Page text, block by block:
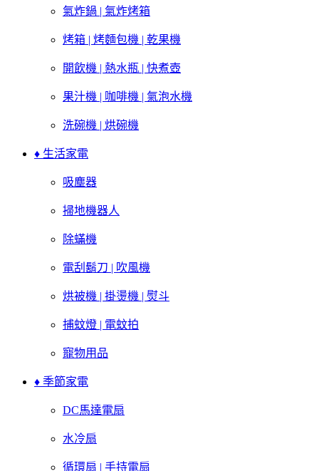
氣炸鍋 | 氣炸烤箱
烤箱 | 烤麵包機 | 乾果機
開飲機 | 熱水瓶 | 快煮壺
果汁機 | 咖啡機 | 氣泡水機
洗碗機 | 烘碗機
♦ 生活家電
吸塵器
掃地機器人
除蟎機
電刮鬍刀 | 吹風機
烘被機 | 掛燙機 | 熨斗
捕蚊燈 | 電蚊拍
寵物用品
♦ 季節家電
DC馬達電扇
水冷扇
循環扇 | 手持電扇